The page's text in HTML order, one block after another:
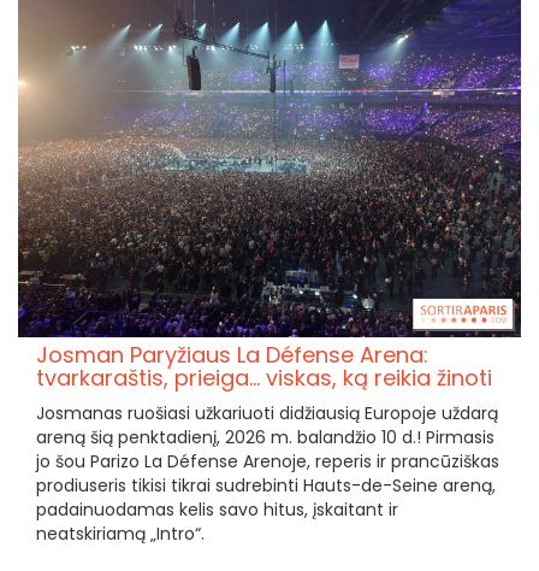
Josman Paryžiaus La Défense Arena:
tvarkaraštis, prieiga... viskas, ką reikia žinoti
Josmanas ruošiasi užkariuoti didžiausią Europoje uždarą
areną šią penktadienį, 2026 m. balandžio 10 d.! Pirmasis
jo šou Parizo La Défense Arenoje, reperis ir prancūziškas
prodiuseris tikisi tikrai sudrebinti Hauts-de-Seine areną,
padainuodamas kelis savo hitus, įskaitant ir
neatskiriamą „Intro“.